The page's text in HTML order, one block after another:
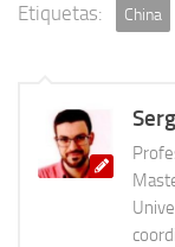
Etiquetas: China